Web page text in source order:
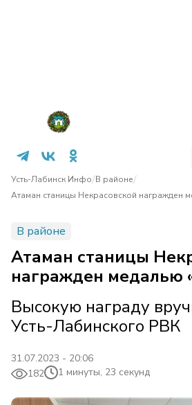
Усть-Лабинск Инфо/В районе/
Атаман станицы Некрасовской награжден
В районе
Атаман станицы
награжден медалью
Высокую награду
Усть-Лабинского РВК
31.07.2023 - 20:06
182
1 минуты, 23 секунд